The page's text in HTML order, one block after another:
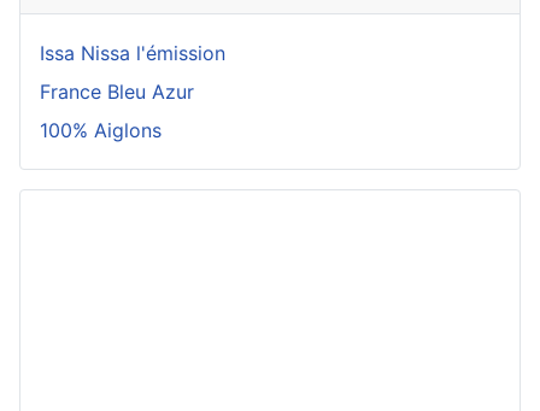
Issa Nissa l'émission
France Bleu Azur
100% Aiglons